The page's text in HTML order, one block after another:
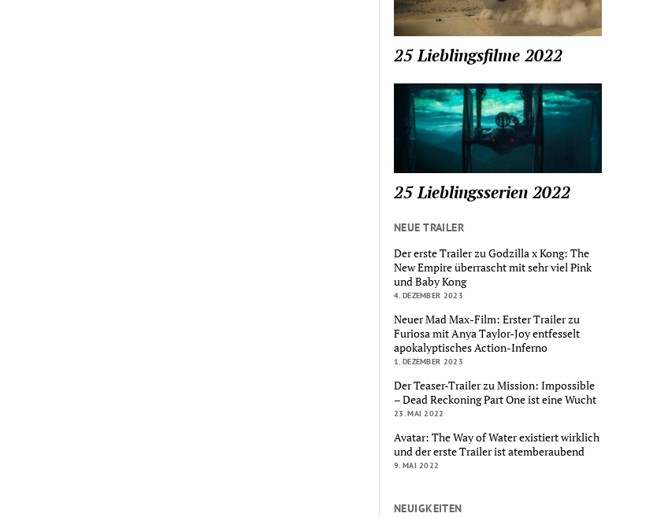
25 Lieblingsfilme 2022
25 Lieblingsserien 2022
NEUE TRAILER
Der erste Trailer zu Godzilla x Kong: The
New Empire überrascht mit sehr viel Pink
und Baby Kong
4. DEZEMBER 2023
Neuer Mad Max-Film: Erster Trailer zu
Furiosa mit Anya Taylor-Joy entfesselt
apokalyptisches Action-Inferno
1. DEZEMBER 2023
Der Teaser-Trailer zu Mission: Impossible
– Dead Reckoning Part One ist eine Wucht
23. MAI 2022
Avatar: The Way of Water existiert wirklich
und der erste Trailer ist atemberaubend
9. MAI 2022
NEUIGKEITEN